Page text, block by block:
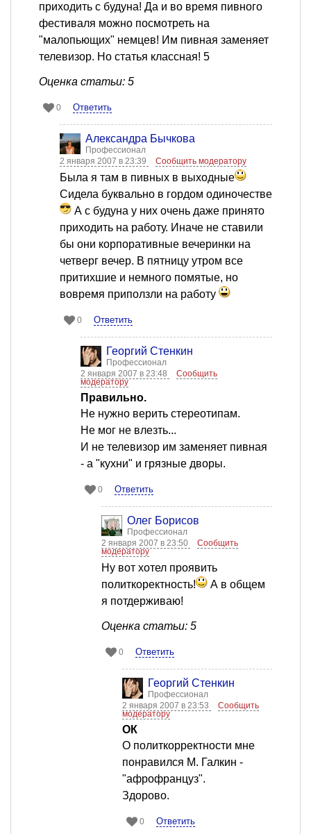
приходить с будуна! Да и во время пивного
фестиваля можно посмотреть на
"малопьющих" немцев! Им пивная заменяет
телевизор. Но статья классная! 5
Оценка статьи: 5
0 Ответить
Александра Бычкова
Профессионал
2 января 2007 в 23:39
Сообщить модератору
Была я там в пивных в выходные
Сидела буквально в гордом одиночестве
А с будуна у них очень даже принято
приходить на работу. Иначе не ставили
бы они корпоративные вечеринки на
четверг вечер. В пятницу утром все
притихшие и немного помятые, но
вовремя приползли на работу
0 Ответить
Георгий Стенкин
Профессионал
2 января 2007 в 23:48
Сообщить
модератору
Правильно.
Не нужно верить стереотипам.
Не мог не влезть...
И не телевизор им заменяет пивная
- а "кухни" и грязные дворы.
0 Ответить
Олег Борисов
Профессионал
2 января 2007 в 23:50
Сообщить
модератору
Ну вот хотел проявить
политкоректность!
А в общем
я потдерживаю!
Оценка статьи: 5
0 Ответить
Георгий Стенкин
Профессионал
2 января 2007 в 23:53
Сообщить
модератору
ОК
О политкорректности мне
понравился М. Галкин -
"афрофранцуз".
Здорово.
0 Ответить